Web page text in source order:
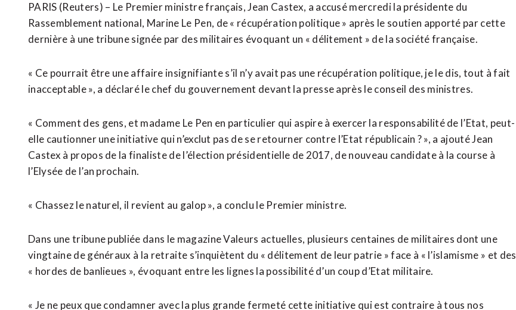
PARIS (Reuters) – Le Premier ministre français, Jean Castex, a accusé mercredi la présidente du
Rassemblement national, Marine Le Pen, de « récupération politique » après le soutien apporté par cette
dernière à une tribune signée par des militaires évoquant un « délitement » de la société française.
« Ce pourrait être une affaire insignifiante s’il n’y avait pas une récupération politique, je le dis, tout à fait
inacceptable », a déclaré le chef du gouvernement devant la presse après le conseil des ministres.
« Comment des gens, et madame Le Pen en particulier qui aspire à exercer la responsabilité de l’Etat, peut-
elle cautionner une initiative qui n’exclut pas de se retourner contre l’Etat républicain ? », a ajouté Jean
Castex à propos de la finaliste de l’élection présidentielle de 2017, de nouveau candidate à la course à
l’Elysée de l’an prochain.
« Chassez le naturel, il revient au galop », a conclu le Premier ministre.
Dans une tribune publiée dans le magazine Valeurs actuelles, plusieurs centaines de militaires dont une
vingtaine de généraux à la retraite s’inquiètent du « délitement de leur patrie » face à « l’islamisme » et des
« hordes de banlieues », évoquant entre les lignes la possibilité d’un coup d’Etat militaire.
« Je ne peux que condamner avec la plus grande fermeté cette initiative qui est contraire à tous nos